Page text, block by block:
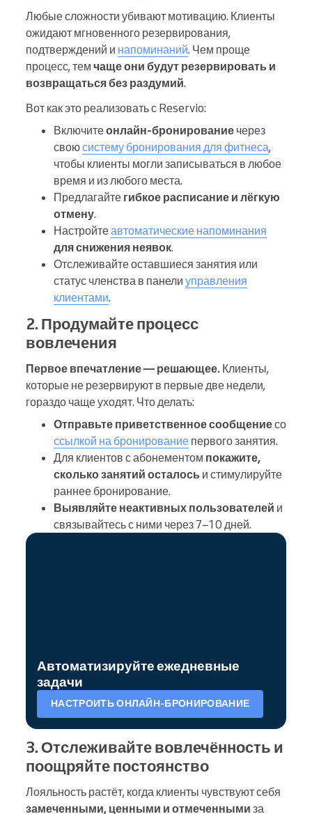
Любые сложности убивают мотивацию. Клиенты
ожидают мгновенного резервирования,
подтверждений и напоминаний. Чем проще
процесс, тем чаще они будут резервировать и
возвращаться без раздумий.
Вот как это реализовать с Reservio:
Включитеонлайн-бронирование через
своюсистему бронирования для фитнеса,
чтобы клиенты могли записываться в любое
время и из любого места.
Предлагайте гибкое расписание и лёгкую
отмену.
Настройтеавтоматические напоминания
для снижения неявок.
Отслеживайте оставшиеся занятия или
статус членства в панели управления
клиентами.
2. Продумайте процесс
вовлечения
Первое впечатление — решающее. Клиенты,
которые не резервируют в первые две недели,
гораздо чаще уходят. Что делать:
Отправьте приветственное сообщениесо
ссылкой на бронирование первого занятия.
Для клиентов с абонементом покажите,
сколько занятий осталось и стимулируйте
раннее бронирование.
Выявляйте неактивных пользователей и
связывайтесь с ними через 7–10 дней.
Автоматизируйте ежедневные
задачи
НАСТРОИТЬ ОНЛАЙН-БРОНИРОВАНИЕ
3. Отслеживайте вовлечённость и
поощряйте постоянство
Лояльность растёт, когда клиенты чувствуют себя
замеченными, ценными и отмеченными за